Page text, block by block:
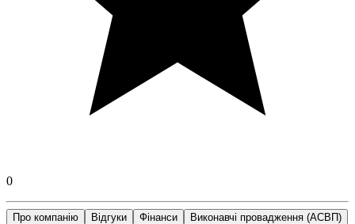
0
Про компанію Відгуки Фінанси Виконавчі провадження (АСВП)